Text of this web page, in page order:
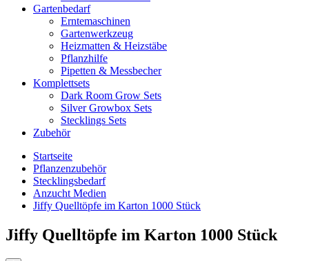
Gartenbedarf
Erntemaschinen
Gartenwerkzeug
Heizmatten & Heizstäbe
Pflanzhilfe
Pipetten & Messbecher
Komplettsets
Dark Room Grow Sets
Silver Growbox Sets
Stecklings Sets
Zubehör
Startseite
Pflanzenzubehör
Stecklingsbedarf
Anzucht Medien
Jiffy Quelltöpfe im Karton 1000 Stück
Jiffy Quelltöpfe im Karton 1000 Stück